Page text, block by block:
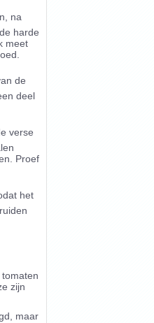
na
harde
meet
de
deel
verse
Proef
het
zijn
maar